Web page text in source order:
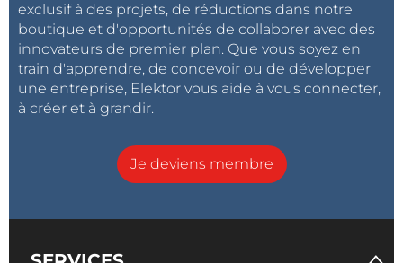
exclusif à des projets, de réductions dans notre
boutique et d'opportunités de collaborer avec des
innovateurs de premier plan. Que vous soyez en
train d'apprendre, de concevoir ou de développer
une entreprise, Elektor vous aide à vous connecter,
à créer et à grandir.
Je deviens membre